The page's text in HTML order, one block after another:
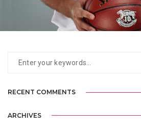
BASKETBALL
RECENT COMMENTS
ARCHIVES